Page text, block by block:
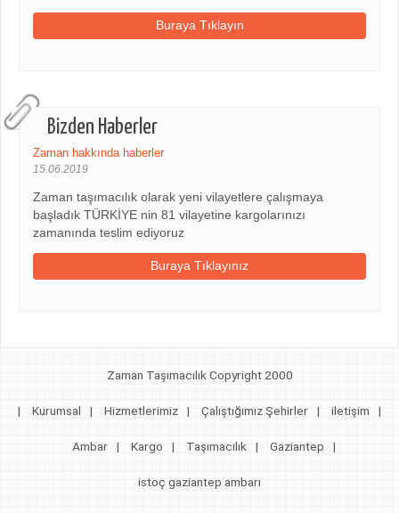
Buraya Tıklayın
Bizden Haberler
Zaman hakkında haberler
15.06.2019
Zaman taşımacılık olarak yeni vilayetlere çalışmaya
başladık TÜRKİYE nin 81 vilayetine kargolarınızı
zamanında teslim ediyoruz
Buraya Tıklayınız
Zaman Taşımacılık Copyright 2000
| Kurumsal | Hizmetlerimiz | Çalıştığımız Şehirler | iletişim |
Ambar | Kargo | Taşımacılık | Gaziantep |
istoç gaziantep ambarı